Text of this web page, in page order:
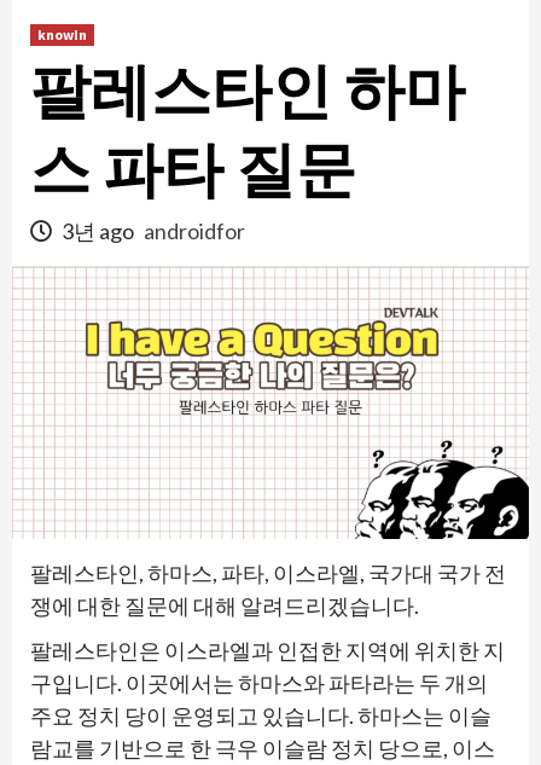
knowIn
팔레스타인 하마
스 파타 질문
3년 ago androidfor
팔레스타인, 하마스, 파타, 이스라엘, 국가대 국가 전
쟁에 대한 질문에 대해 알려드리겠습니다.
팔레스타인은 이스라엘과 인접한 지역에 위치한 지
구입니다. 이곳에서는 하마스와 파타라는 두 개의
주요 정치 당이 운영되고 있습니다. 하마스는 이슬
람교를 기반으로 한 극우 이슬람 정치 당으로, 이스